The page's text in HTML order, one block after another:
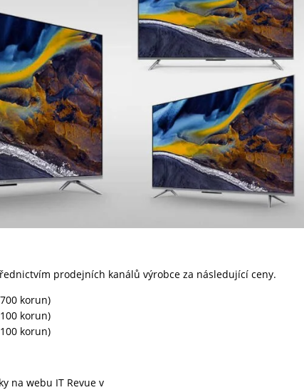
prodejních kanálů výrobce za následující ceny.
korun)
korun)
korun)
na webu IT Revue v